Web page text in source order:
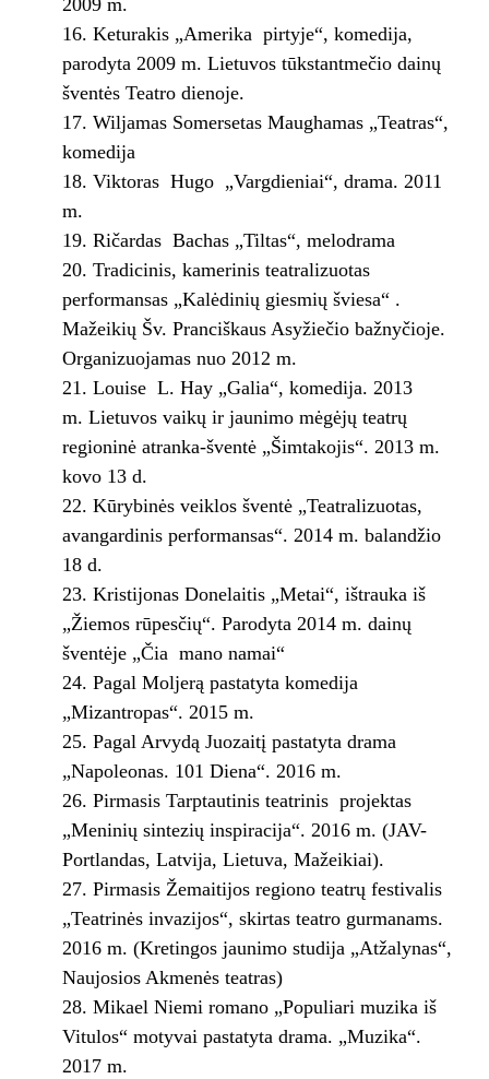
2009 m.
Keturakis „Amerika pirtyje“, komedija,
parodyta 2009 m. Lietuvos tūkstantmečio dainų
šventės Teatro dienoje.
Wiljamas Somersetas Maughamas „Teatras“,
komedija
Viktoras Hugo „Vargdieniai“, drama. 2011
m.
Ričardas Bachas „Tiltas“, melodrama
Tradicinis, kamerinis teatralizuotas
performansas „Kalėdinių giesmių šviesa“ .
Mažeikių Šv. Pranciškaus Asyžiečio bažnyčioje.
Organizuojamas nuo 2012 m.
Louise L. Hay „Galia“, komedija. 2013
m. Lietuvos vaikų ir jaunimo mėgėjų teatrų
regioninė atranka-šventė „Šimtakojis“. 2013 m.
kovo 13 d.
Kūrybinės veiklos šventė „Teatralizuotas,
avangardinis performansas“. 2014 m. balandžio
18 d.
Kristijonas Donelaitis „Metai“, ištrauka iš
„Žiemos rūpesčių“. Parodyta 2014 m. dainų
šventėje „Čia mano namai“
Pagal Moljerą pastatyta komedija
„Mizantropas“. 2015 m.
Pagal Arvydą Juozaitį pastatyta drama
„Napoleonas. 101 Diena“. 2016 m.
Pirmasis Tarptautinis teatrinis projektas
„Meninių sintezių inspiracija“. 2016 m. (JAV-
Portlandas, Latvija, Lietuva, Mažeikiai).
Pirmasis Žemaitijos regiono teatrų festivalis
„Teatrinės invazijos“, skirtas teatro gurmanams.
2016 m. (Kretingos jaunimo studija „Atžalynas“,
Naujosios Akmenės teatras)
Mikael Niemi romano „Populiari muzika iš
Vitulos“ motyvai pastatyta drama. „Muzika“.
2017 m.